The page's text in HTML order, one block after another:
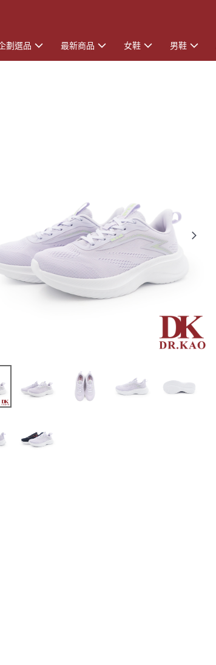
劃選品 最新商品 女鞋 男鞋